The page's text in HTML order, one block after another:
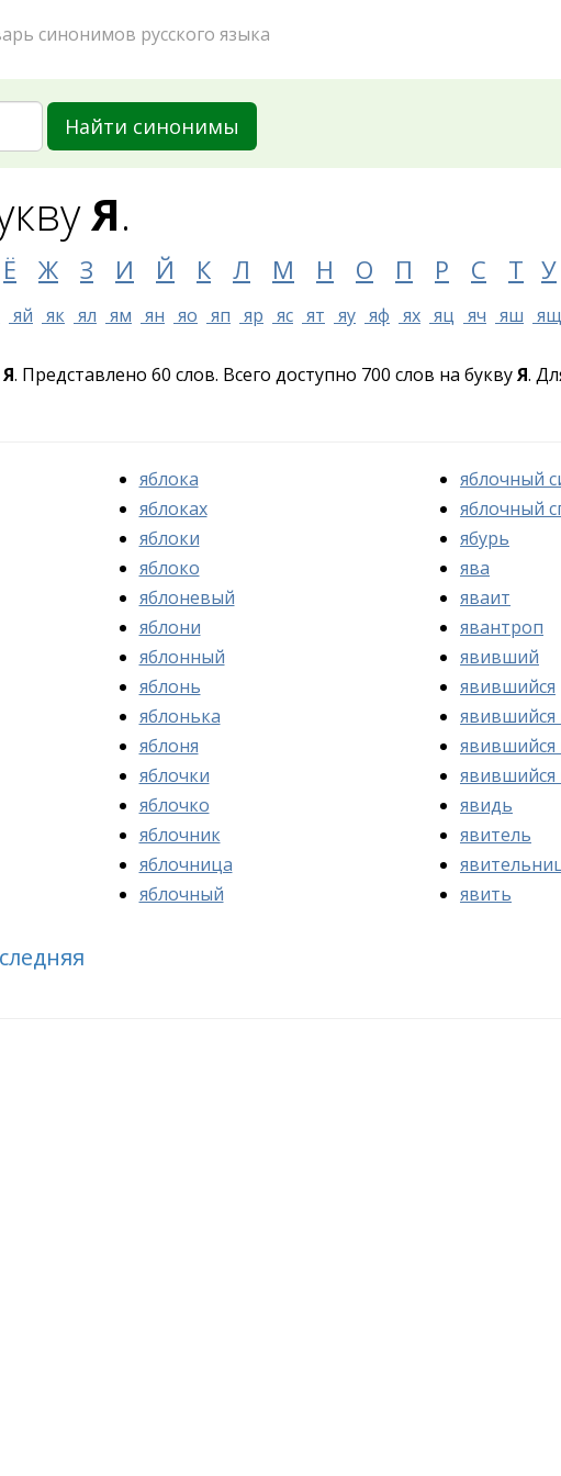
синонимов русского языка
Найти синонимы
Я.
Ё Ж З И Й К Л М Н О П Р С Т У
яй як ял ям ян яо яп яр яс ят яу яф ях яц яч яш ящ
Я. Представлено 60 слов. Всего доступно 700 слов на буквуЯ.
яблока
яблоках
яблоки
яблоко
яблоневый
яблони
яблонный
яблонь
яблонька
яблоня
яблочки
яблочко
яблочник
яблочница
яблочный
яблочный
яблочный
ябурь
ява
яваит
явантроп
явивший
явившийся
явившийся
явившийся
явившийся
явидь
явитель
явить